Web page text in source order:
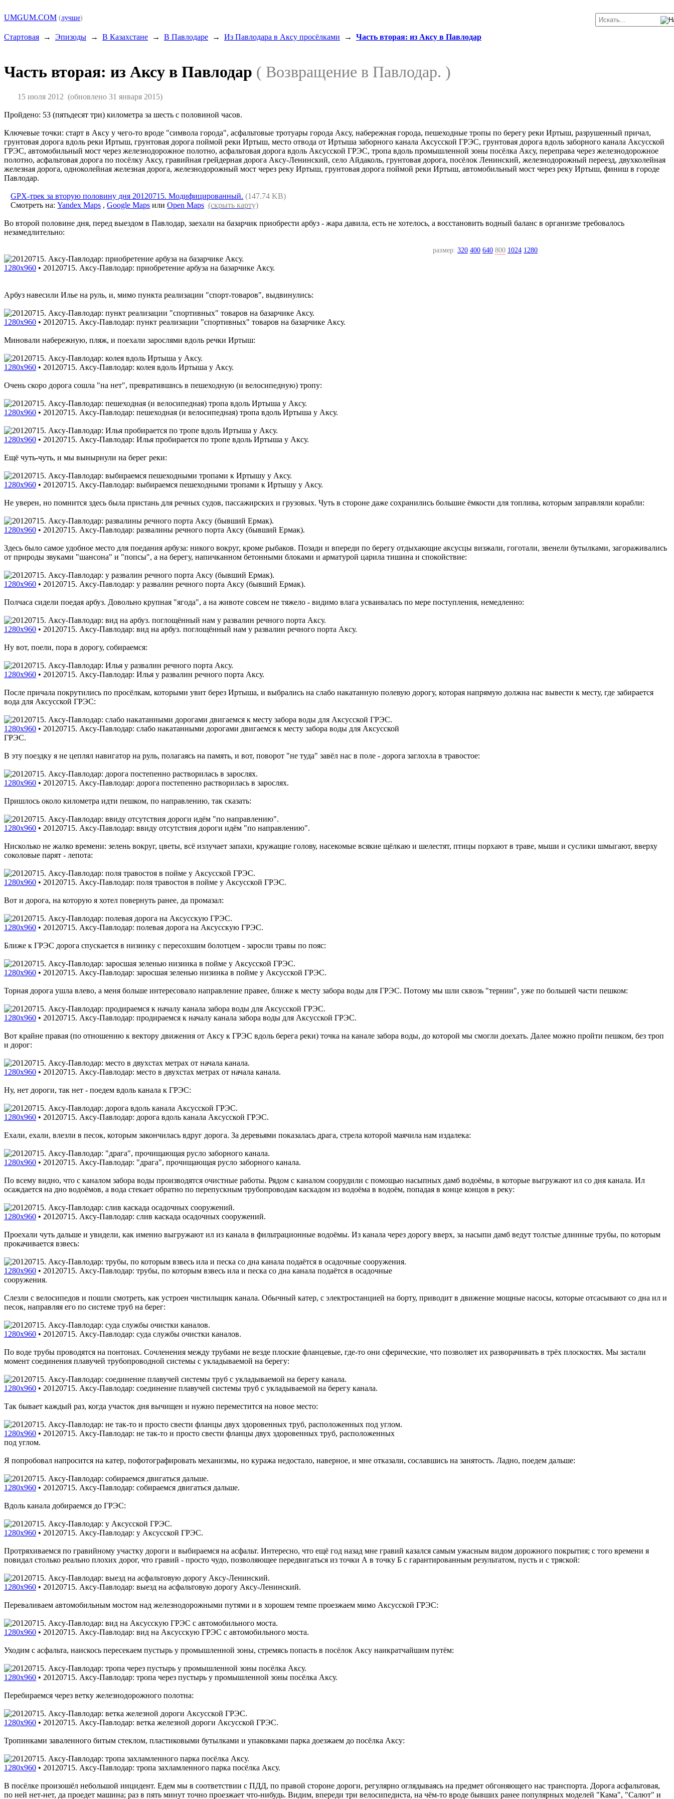
UMGUM.COM (лучше)
Стартовая → Эпизоды → В Казахстане → В Павлодаре → Из Павлодара в Аксу просёлками → Часть вторая: из Аксу в Павлодар
Часть вторая: из Аксу в Павлодар ( Возвращение в Павлодар. )
15 июля 2012 (обновлено 31 января 2015)
Пройдено: 53 (пятьдесят три) километра за шесть с половиной часов.
Ключевые точки: старт в Аксу у чего-то вроде "символа города", асфальтовые тротуары города Аксу, набережная города, пешеходные тропы по берегу реки Иртыш, разрушенный причал,
грунтовая дорога вдоль реки Иртыш, грунтовая дорога поймой реки Иртыш, место отвода от Иртыша заборного канала Аксусской ГРЭС, грунтовая дорога вдоль заборного канала Аксусской
ГРЭС, автомобильный мост через железнодорожное полотно, асфальтовая дорога вдоль Аксусской ГРЭС, тропа вдоль промышленной зоны посёлка Аксу, переправа через железнодорожное
полотно, асфальтовая дорога по посёлку Аксу, гравийная грейдерная дорога Аксу-Ленинский, село Айдаколь, грунтовая дорога, посёлок Ленинский, железнодорожный переезд, двухколейная
железная дорога, одноколейная железная дорога, железнодорожный мост через реку Иртыш, грунтовая дорога поймой реки Иртыш, автомобильный мост через реку Иртыш, финиш в городе
Павлодар.
GPX-трек за вторую половину дня 20120715. Модифицированный. (147.74 KB)
Смотреть на:Yandex Maps ,Google Maps илиOpen Maps (скрыть карту)
Во второй половине дня, перед выездом в Павлодар, заехали на базарчик приобрести арбуз - жара давила, есть не хотелось, а восстановить водный баланс в организме требовалось
незамедлительно:
размер: 320 400 640 800 1024 1280
1280x960 • 20120715. Аксу-Павлодар: приобретение арбуза на базарчике Аксу.
Арбуз навесили Илье на руль, и, мимо пункта реализации "спорт-товаров", выдвинулись:
1280x960 • 20120715. Аксу-Павлодар: пункт реализации "спортивных" товаров на базарчике Аксу.
Миновали набережную, пляж, и поехали зарослями вдоль речки Иртыш:
1280x960 • 20120715. Аксу-Павлодар: колея вдоль Иртыша у Аксу.
Очень скоро дорога сошла "на нет", превратившись в пешеходную (и велосипедную) тропу:
1280x960 • 20120715. Аксу-Павлодар: пешеходная (и велосипедная) тропа вдоль Иртыша у Аксу.
1280x960 • 20120715. Аксу-Павлодар: Илья пробирается по тропе вдоль Иртыша у Аксу.
Ещё чуть-чуть, и мы вынырнули на берег реки:
1280x960 • 20120715. Аксу-Павлодар: выбираемся пешеходными тропами к Иртышу у Аксу.
Не уверен, но помнится здесь была пристань для речных судов, пассажирских и грузовых. Чуть в стороне даже сохранились большие ёмкости для топлива, которым заправляли корабли:
1280x960 • 20120715. Аксу-Павлодар: развалины речного порта Аксу (бывший Ермак).
Здесь было самое удобное место для поедания арбуза: никого вокруг, кроме рыбаков. Позади и впереди по берегу отдыхающие аксусцы визжали, гоготали, звенели бутылками, загораживались
от природы звуками "шансона" и "попсы", а на берегу, напичканном бетонными блоками и арматурой царила тишина и спокойствие:
1280x960 • 20120715. Аксу-Павлодар: у развалин речного порта Аксу (бывший Ермак).
Полчаса сидели поедая арбуз. Довольно крупная "ягода", а на животе совсем не тяжело - видимо влага усваивалась по мере поступления, немедленно:
1280x960 • 20120715. Аксу-Павлодар: вид на арбуз. поглощённый нам у развалин речного порта Аксу.
Ну вот, поели, пора в дорогу, собираемся:
1280x960 • 20120715. Аксу-Павлодар: Илья у развалин речного порта Аксу.
После причала покрутились по просёлкам, которыми увит берез Иртыша, и выбрались на слабо накатанную полевую дорогу, которая напрямую должна нас вывести к месту, где забирается
вода для Аксусской ГРЭС:
1280x960 • 20120715. Аксу-Павлодар: слабо накатанными дорогами двигаемся к месту забора воды для Аксусской
ГРЭС.
В эту поездку я не цеплял навигатор на руль, полагаясь на память, и вот, поворот "не туда" завёл нас в поле - дорога заглохла в травостое:
1280x960 • 20120715. Аксу-Павлодар: дорога постепенно растворилась в зарослях.
Пришлось около километра идти пешком, по направлению, так сказать:
1280x960 • 20120715. Аксу-Павлодар: ввиду отсутствия дороги идём "по направлению".
Нисколько не жалко времени: зелень вокруг, цветы, всё излучает запахи, кружащие голову, насекомые всякие щёлкаю и шелестят, птицы порхают в траве, мыши и суслики шмыгают, вверху
соколовые парят - лепота:
1280x960 • 20120715. Аксу-Павлодар: поля травостоя в пойме у Аксусской ГРЭС.
Вот и дорога, на которую я хотел повернуть ранее, да промазал:
1280x960 • 20120715. Аксу-Павлодар: полевая дорога на Аксусскую ГРЭС.
Ближе к ГРЭС дорога спускается в низинку с пересохшим болотцем - заросли травы по пояс:
1280x960 • 20120715. Аксу-Павлодар: заросшая зеленью низинка в пойме у Аксусской ГРЭС.
Торная дорога ушла влево, а меня больше интересовало направление правее, ближе к месту забора воды для ГРЭС. Потому мы шли сквозь "тернии", уже по большей части пешком:
1280x960 • 20120715. Аксу-Павлодар: продираемся к началу канала забора воды для Аксусской ГРЭС.
Вот крайне правая (по отношению к вектору движения от Аксу к ГРЭС вдоль берега реки) точка на канале забора воды, до которой мы смогли доехать. Далее можно пройти пешком, без троп
и дорог:
1280x960 • 20120715. Аксу-Павлодар: место в двухстах метрах от начала канала.
Ну, нет дороги, так нет - поедем вдоль канала к ГРЭС:
1280x960 • 20120715. Аксу-Павлодар: дорога вдоль канала Аксусской ГРЭС.
Ехали, ехали, влезли в песок, которым закончилась вдруг дорога. За деревьями показалась драга, стрела которой маячила нам издалека:
1280x960 • 20120715. Аксу-Павлодар: "драга", прочищающая русло заборного канала.
По всему видно, что с каналом забора воды производятся очистные работы. Рядом с каналом соорудили с помощью насыпных дамб водоёмы, в которые выгружают ил со дня канала. Ил
осаждается на дно водоёмов, а вода стекает обратно по перепускным трубопроводам каскадом из водоёма в водоём, попадая в конце концов в реку:
1280x960 • 20120715. Аксу-Павлодар: слив каскада осадочных сооружений.
Проехали чуть дальше и увидели, как именно выгружают ил из канала в фильтрационные водоёмы. Из канала через дорогу вверх, за насыпи дамб ведут толстые длинные трубы, по которым
прокачивается взвесь:
1280x960 • 20120715. Аксу-Павлодар: трубы, по которым взвесь ила и песка со дна канала подаётся в осадочные
сооружения.
Слезли с велосипедов и пошли смотреть, как устроен чистильщик канала. Обычный катер, с электростанцией на борту, приводит в движение мощные насосы, которые отсасывают со дна ил и
песок, направляя его по системе труб на берег:
1280x960 • 20120715. Аксу-Павлодар: суда службы очистки каналов.
По воде трубы проводятся на понтонах. Сочленения между трубами не везде плоские фланцевые, где-то они сферические, что позволяет их разворачивать в трёх плоскостях. Мы застали
момент соединения плавучей трубопроводной системы с укладываемой на берегу:
1280x960 • 20120715. Аксу-Павлодар: соединение плавучей системы труб с укладываемой на берегу канала.
Так бывает каждый раз, когда участок дня вычищен и нужно переместится на новое место:
1280x960 • 20120715. Аксу-Павлодар: не так-то и просто свести фланцы двух здоровенных труб, расположенных
под углом.
Я попробовал напросится на катер, пофотографировать механизмы, но куража недостало, наверное, и мне отказали, сославшись на занятость. Ладно, поедем дальше:
1280x960 • 20120715. Аксу-Павлодар: собираемся двигаться дальше.
Вдоль канала добираемся до ГРЭС:
1280x960 • 20120715. Аксу-Павлодар: у Аксусской ГРЭС.
Протряхиваемся по гравийному участку дороги и выбираемся на асфальт. Интересно, что ещё год назад мне гравий казался самым ужасным видом дорожного покрытия; с того времени я
повидал столько реально плохих дорог, что гравий - просто чудо, позволяющее передвигаться из точки А в точку Б с гарантированным результатом, пусть и с тряской:
1280x960 • 20120715. Аксу-Павлодар: выезд на асфальтовую дорогу Аксу-Ленинский.
Переваливаем автомобильным мостом над железнодорожными путями и в хорошем темпе проезжаем мимо Аксусской ГРЭС:
1280x960 • 20120715. Аксу-Павлодар: вид на Аксусскую ГРЭС с автомобильного моста.
Уходим с асфальта, наискось пересекаем пустырь у промышленной зоны, стремясь попасть в посёлок Аксу наикратчайшим путём:
1280x960 • 20120715. Аксу-Павлодар: тропа через пустырь у промышленной зоны посёлка Аксу.
Перебираемся через ветку железнодорожного полотна:
1280x960 • 20120715. Аксу-Павлодар: ветка железной дороги Аксусской ГРЭС.
Тропинками заваленного битым стеклом, пластиковыми бутылками и упаковками парка доезжаем до посёлка Аксу:
1280x960 • 20120715. Аксу-Павлодар: тропа захламленного парка посёлка Аксу.
В посёлке произошёл небольшой инцидент. Едем мы в соответствии с ПДД, по правой стороне дороги, регулярно оглядываясь на предмет обгоняющего нас транспорта. Дорога асфальтовая,
по ней нет-нет, да проедет машина; раз в пять минут точно проезжает что-нибудь. Видим, впереди три велосипедиста, на чём-то вроде бывших ранее популярных моделей "Кама", "Салют" и